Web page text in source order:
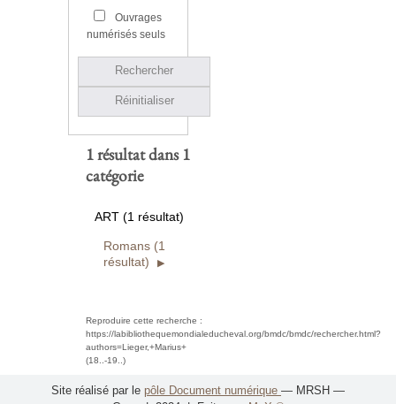
Ouvrages
numérisés seuls
Rechercher
Réinitialiser
1 résultat dans 1
catégorie
ART (1 résultat)
Romans (1
résultat)
Reproduire cette recherche :
https://labibliothequemondialeducheval.org/bmdc/bmdc/rechercher.html?
authors=Lieger,+Marius+
(18..-19..)
Site réalisé par le pôle Document numérique — MRSH —